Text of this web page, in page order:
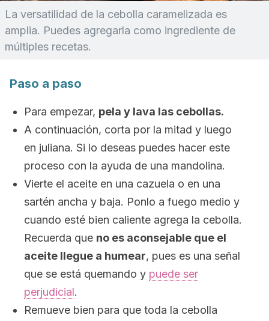
La versatilidad de la cebolla caramelizada es
amplia. Puedes agregarla como ingrediente de
múltiples recetas.
Paso a paso
Para empezar, pela y lava las cebollas.
A continuación, corta por la mitad y luego
en juliana. Si lo deseas puedes hacer este
proceso con la ayuda de una mandolina.
Vierte el aceite en una cazuela o en una
sartén ancha y baja. Ponlo a fuego medio y
cuando esté bien caliente agrega la cebolla.
Recuerda que no es aconsejable que el
aceite llegue a humear, pues es una señal
que se está quemando y puede ser
perjudicial.
Remueve bien para que toda la cebolla